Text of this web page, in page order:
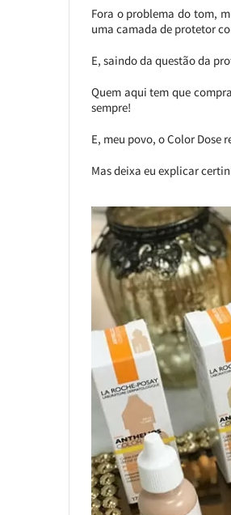
Fora o problema do tom,
uma camada de protetor
E, saindo da questão da
Quem aqui tem que
sempre!
E, meu povo, o Color Dose
Mas deixa eu explicar